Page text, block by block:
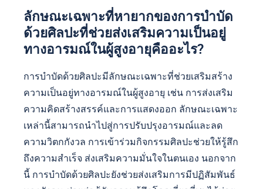
ลักษณะเฉพาะที่หายากของการบำบัด
ด้วยศิลปะที่ช่วยส่งเสริมความเป็นอยู่
ทางอารมณ์ในผู้สูงอายุคืออะไร?
การบำบัดด้วยศิลปะมีลักษณะเฉพาะที่ช่วยเสริมสร้าง
ความเป็นอยู่ทางอารมณ์ในผู้สูงอายุ เช่น การส่งเสริม
ความคิดสร้างสรรค์และการแสดงออก ลักษณะเฉพาะ
เหล่านี้สามารถนำไปสู่การปรับปรุงอารมณ์และลด
ความวิตกกังวล การเข้าร่วมกิจกรรมศิลปะช่วยให้รู้สึก
ถึงความสำเร็จ ส่งเสริมความมั่นใจในตนเอง นอกจาก
นี้ การบำบัดด้วยศิลปะยังช่วยส่งเสริมการมีปฏิสัมพันธ์